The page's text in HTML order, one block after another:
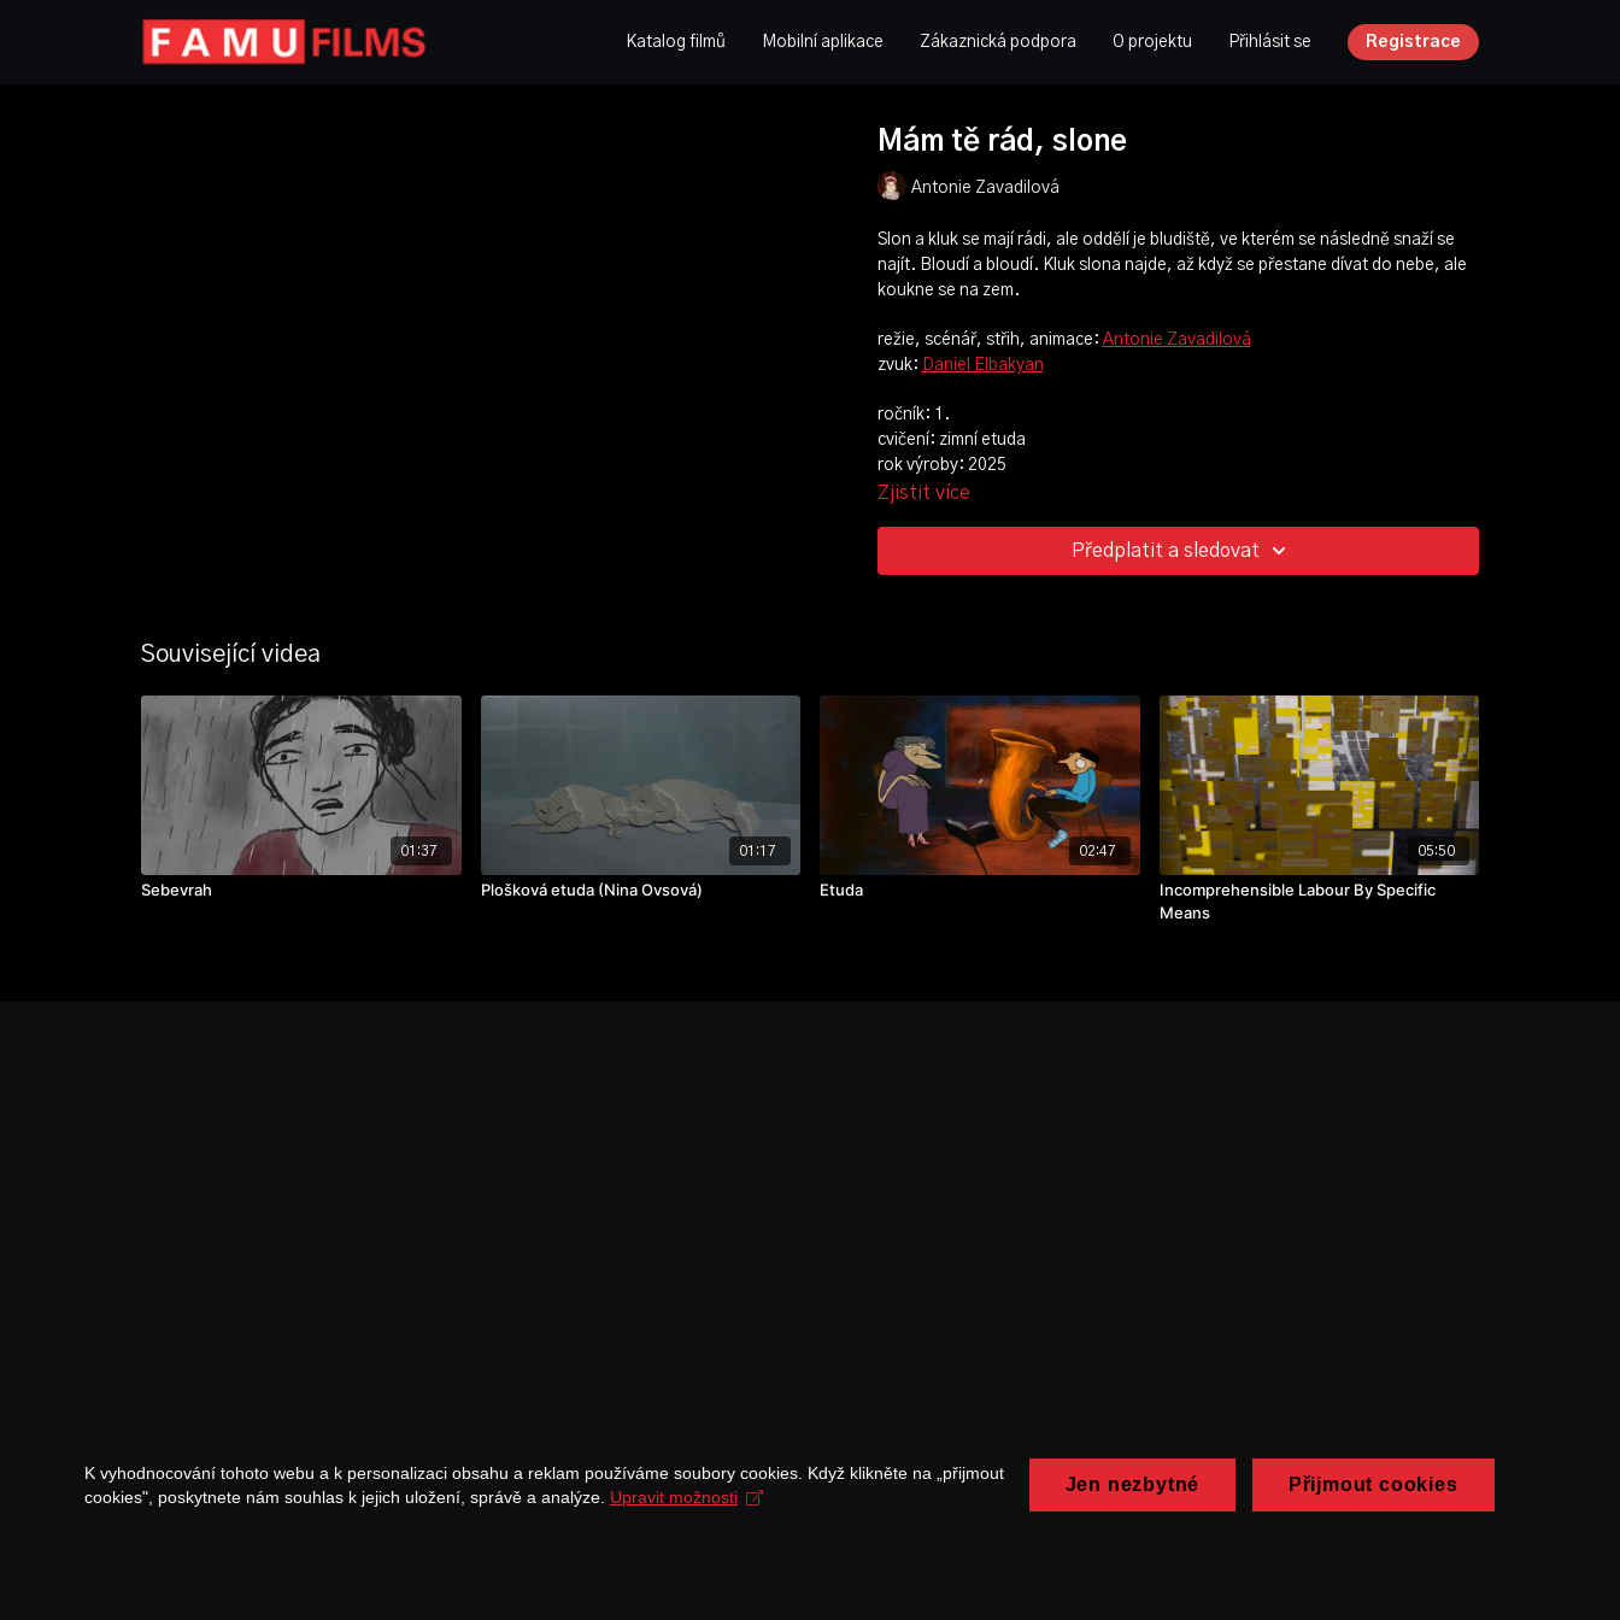
Katalog filmů Mobilní aplikace Zákaznická podpora O projektu Přihlásit se Registrace
Mám tě rád, slone
Antonie Zavadilová
Slon a kluk se mají rádi, ale oddělí je bludiště, ve kterém se následně snaží se
najít. Bloudí a bloudí. Kluk slona najde, až když se přestane dívat do nebe, ale
koukne se na zem.
režie, scénář, střih, animace: Antonie Zavadilová
zvuk: Daniel Elbakyan
ročník: 1.
cvičení: zimní etuda
rok výroby: 2025
Zjistit více
Předplatit a sledovat
Související videa
01:37
Sebevrah
01:17
Plošková etuda (Nina Ovsová)
02:47
Etuda
05:50
Incomprehensible Labour By Specific
Means
K vyhodnocování tohoto webu a k personalizaci obsahu a reklam používáme soubory cookies. Když klikněte na „přijmout
cookies", poskytnete nám souhlas k jejich uložení, správě a analýze. Upravit možnosti
Jen nezbytné Přijmout cookies